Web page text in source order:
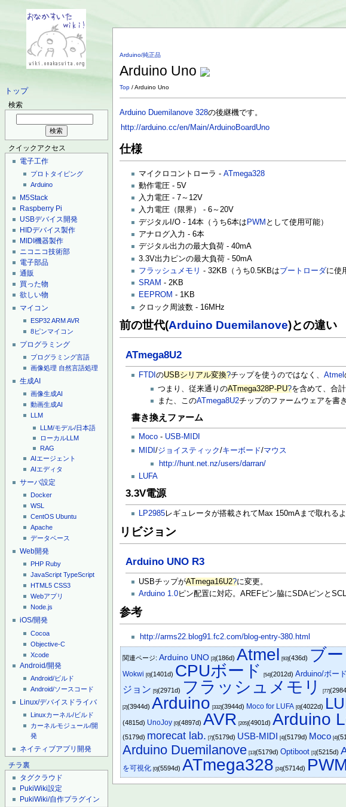
トップ
検索
クイックアクセス
電子工作
プロトタイピング
Arduino
M5Stack
Raspberry Pi
USBデバイス開発
HIDデバイス製作
MIDI機器製作
ニコニコ技術部
電子部品
通販
買った物
欲しい物
マイコン
ESP32ARMAVR
8ピンマイコン
プログラミング
プログラミング言語
画像処理 自然言語処理
生成AI
画像生成AI
動画生成AI
LLM
LLM/モデル/日本語
ローカルLLM
RAG
AIエージェント
AIエディタ
サーバ設定
Docker
WSL
CentOS Ubuntu
Apache
データベース
Web開発
PHP Ruby
JavaScript TypeScript
HTML5 CSS3
Webアプリ
Node.js
iOS/開発
Cocoa
Objective-C
Xcode
Android/開発
Android/ビルド
Android/ソースコード
Linux/デバイスドライバ
Linuxカーネル/ビルド
カーネルモジュール/開
発
ネイティブアプリ開発
チラ裏
タグクラウド
PukiWiki設定
PukiWiki/自作プラグイン
Arduino/純正品
Arduino Uno
Top / Arduino Uno
Arduino Duemilanove 328の後継機です。
http://arduino.cc/en/Main/ArduinoBoardUno
仕様
マイクロコントローラ -ATmega328
動作電圧 - 5V
入力電圧 - 7～12V
入力電圧（限界） - 6～20V
デジタルI/O - 14本（うち6本は PWM として使用可能）
アナログ入力 - 6本
デジタル出力の最大負荷 - 40mA
3.3V出力ピンの最大負荷 - 50mA
フラッシュメモリ - 32KB（うち0.5KBはブートローダに使
SRAM - 2KB
EEPROM - 1KB
クロック周波数 - 16MHz
前の世代(Arduino Duemilanove)との違い
ATmega8U2
FTDIのUSBシリアル変換?チップを使うのではなく、Atmel
つまり、従来通りのATmega328P-PU?を含めて、合
また、このATmega8U2チップのファームウェアを書
書き換えファーム
Moco - USB-MIDI
MIDI/ジョイスティック/キーボード/マウス
http://hunt.net.nz/users/darran/
LUFA
3.3V電源
LP2985レギュレータが搭載されてMax 150mAまで取れる
リビジョン
Arduino UNO R3
USBチップがATmega16U2?に変更。
Arduino 1.0 ピン配置に対応。AREFピン脇にSDAピンと
参考
http://arms22.blog91.fc2.com/blog-entry-380.html
関連ページ:Arduino UNO [3](186d)Atmel [93](436d) ブ
Wokwi [0](1401d) CPUボード [54](2012d)Arduino/ボー
ジョン [5](2971d) フラッシュメモリ [77]
[2](3944d)Arduino [332](3944d) Moco for LUFA [0](4022d)
(4815d) UnoJoy [0](4897d)AVR [205](4901d)Arduino
(5179d) morecat lab. [7](5179d) USB-MIDI [4](5179d) Moco [4]
Arduino Duemilanove [13](5179d)Optiboot [1](5215d)
を可視化 [0](5594d)ATmega328 [24](5714d) PWM